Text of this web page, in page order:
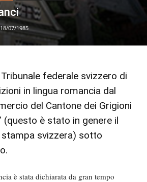
18/07/1985
federale svizzero di
in lingua romancia dal
del Cantone dei Grigioni
(questo è stato in genere il
svizzera) sotto
è stata dichiarata da gran tempo